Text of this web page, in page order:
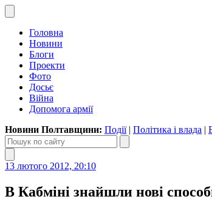
Головна
Новини
Блоги
Проекти
Фото
Досьє
Війна
Допомога армії
Новини Полтавщини: Події| Політика і влада |
13 лютого 2012, 20:10
В Кабміні знайшли нові